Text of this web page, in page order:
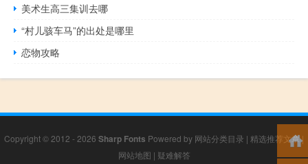
美术生高三集训去哪
“村儿骇车马”的出处是哪里
恋物攻略
Copyright © 2012 - 2026 Sharp Fonts Powered by 网站分类目录 | 精选推荐文章|
网站地图 | 疑难解答